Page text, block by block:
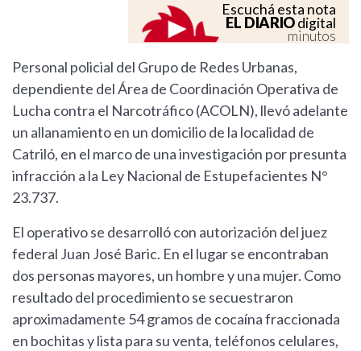
Escuchá esta nota
EL DIARIOdigital
minutos
Personal policial del Grupo de Redes Urbanas,
dependiente del Área de Coordinación Operativa de
Lucha contra el Narcotráfico (ACOLN), llevó adelante
un allanamiento en un domicilio de la localidad de
Catriló, en el marco de una investigación por presunta
infracción a la Ley Nacional de Estupefacientes N°
23.737.
El operativo se desarrolló con autorización del juez
federal Juan José Baric. En el lugar se encontraban
dos personas mayores, un hombre y una mujer. Como
resultado del procedimiento se secuestraron
aproximadamente 54 gramos de cocaína fraccionada
en bochitas y lista para su venta, teléfonos celulares,